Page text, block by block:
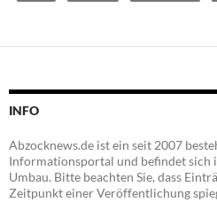
INFO
Abzocknews.de ist ein seit 2007
Informationsportal und befindet sich
Umbau. Bitte beachten Sie, dass
Zeitpunkt einer Veröffentlichung